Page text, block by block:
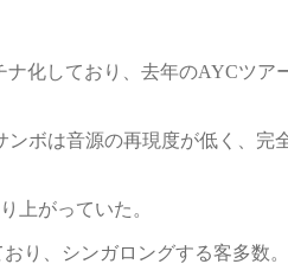
化しており、去年のAYCツア
ボは音源の再現度が低く、完
上がっていた。
り、シンガロングする客多数